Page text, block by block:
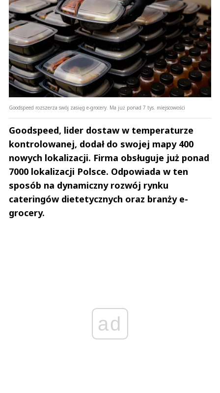
Goodspeed rozszerza swój zasięg e-grocery. Ma już ponad 7 tys. miejscowości
Goodspeed, lider dostaw w temperaturze
kontrolowanej, dodał do swojej mapy 400
nowych lokalizacji. Firma obsługuje już ponad
7000 lokalizacji Polsce. Odpowiada w ten
sposób na dynamiczny rozwój rynku
cateringów dietetycznych oraz branży e-
grocery.
ad